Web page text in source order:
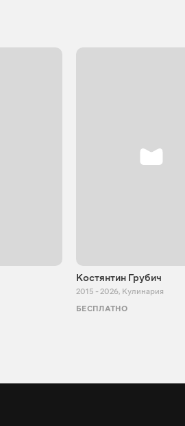
Костянтин Грубич
2015 - 2026, Кулинария
БЕСПЛАТНО